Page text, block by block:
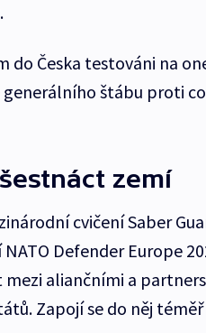
do Česka testováni na
generálního štábu proti
zemí
cvičení Saber
Defender Europe
aliančními a
Zapojí se do něj téměř